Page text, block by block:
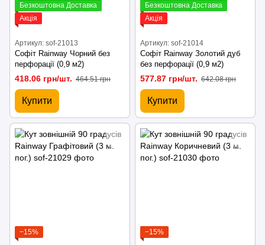
Безкоштовна Доставка
Акція
Артикул: sof-21013
Софіт Rainway Чорний без
перфорації (0,9 м2)
418.06 грн/шт. 464.51 грн
Купити
Безкоштовна Доставка
Акція
Артикул: sof-21014
Софіт Rainway Золотий дуб
без перфорації (0,9 м2)
577.87 грн/шт. 642.08 грн
Купити
−15% −15%